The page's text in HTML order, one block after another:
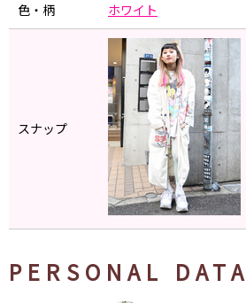
色・柄 ホワイト
スナップ
PERSONAL DATA